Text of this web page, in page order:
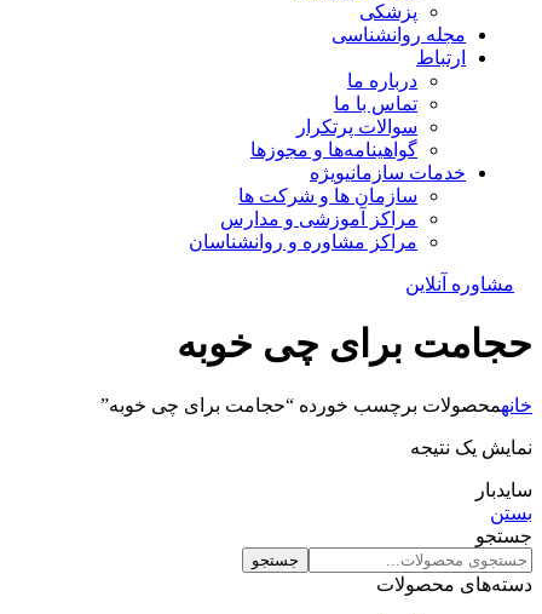
پزشکی
مجله روانشناسی
ارتباط
درباره ما
تماس با ما
سوالات پرتکرار
گواهینامه‌ها و مجوزها
خدمات سازمانیویژه
سازمان ها و شرکت ها
مراکز آموزشی و مدارس
مراکز مشاوره و روانشناسان
مشاوره آنلاین
حجامت برای چی خوبه
خانهمحصولات برچسب خورده “حجامت برای چی خوبه”
نمایش یک نتیجه
سایدبار
بستن
جستجو
جستجو
دسته‌های محصولات